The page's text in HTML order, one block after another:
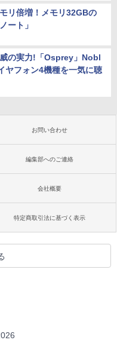
リ倍増！メモリ32GBの
ート」
の実力!「Osprey」Nobl
ヤフォン4機種を一気に聴
お問い合わせ
編集部へのご連絡
会社概要
特定商取引法に基づく表示